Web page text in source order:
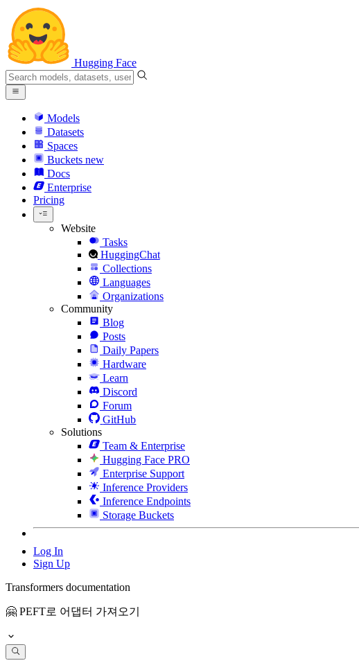
Hugging Face
Models
Datasets
Spaces
Buckets new
Docs
Enterprise
Pricing
Website
Tasks
HuggingChat
Collections
Languages
Organizations
Community
Blog
Posts
Daily Papers
Hardware
Learn
Discord
Forum
GitHub
Solutions
Team & Enterprise
Hugging Face PRO
Enterprise Support
Inference Providers
Inference Endpoints
Storage Buckets
Log In
Sign Up
Transformers documentation
🤗 PEFT로 어댑터 가져오기